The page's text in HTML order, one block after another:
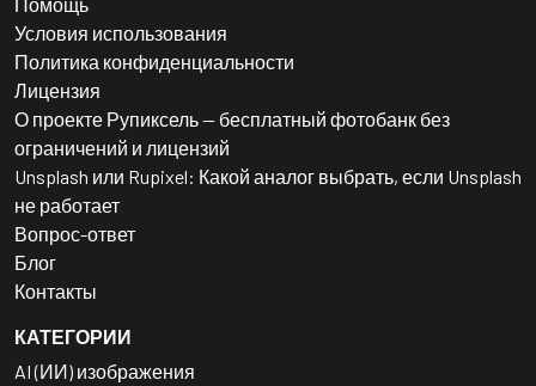
Условия использования
Политика конфиденциальности
Лицензия
О проекте Рупиксель — бесплатный фотобанк без
ограничений и лицензий
Unsplash или Rupixel: Какой аналог выбрать, если Unsplash
не работает
Вопрос-ответ
Блог
Контакты
КАТЕГОРИИ
AI (ИИ) изображения